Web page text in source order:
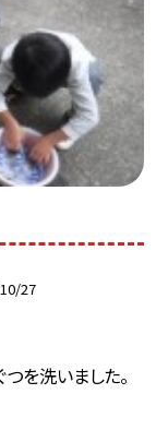
27
を洗いました。